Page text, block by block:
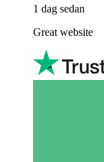
1 dag sedan
Great website